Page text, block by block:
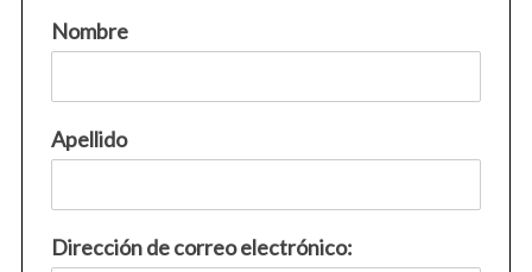
Nombre
Apellido
Dirección de correo electrónico: